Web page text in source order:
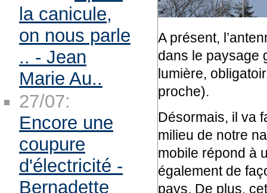
A présent,
dans le paysage
lumière,
proche).
Désormais, il va
milieu de notre
mobile répond à
également de
pays. De plus,
la canicule,
on nous parle
.. - Jean
Marie Au..
27/07:
Encore une
coupure
d'électricité -
Bernadette